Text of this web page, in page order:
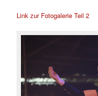
Link zur Fotogalerie Teil 2